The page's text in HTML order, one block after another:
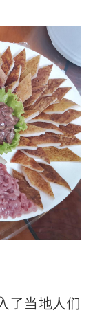
了当地人们